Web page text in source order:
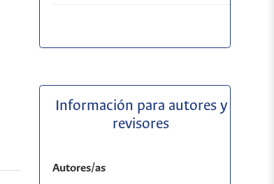
Información para autores y
revisores
Autores/as